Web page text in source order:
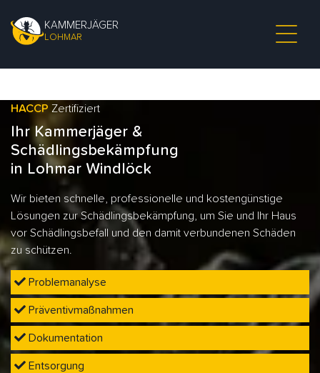
KAMMERJÄGER
LOHMAR
HACCP Zertifiziert
Ihr Kammerjäger &
Schädlingsbekämpfung
in Lohmar Windlöck
Wir bieten schnelle, professionelle und kostengünstige
Lösungen zur Schädlingsbekämpfung, um Sie und Ihr Haus
vor Schädlingsbefall und den damit verbundenen Schäden
zu schützen.
Problemanalyse
Präventivmaßnahmen
Dokumentation
Entsorgung